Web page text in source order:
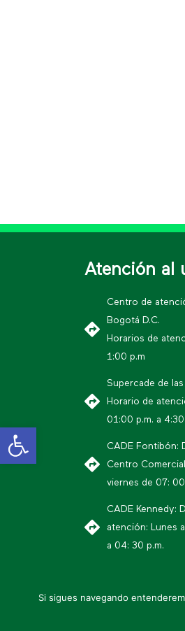
Abrir barra de herramientas
Atención al
Centro de
Bogotá D.C.
Horarios de
1:00 p.m
Supercade de
Horario de
01:00 p.m. a
CADE Fontibón:
Centro
viernes de 07:
CADE Kennedy:
atención: Lunes
a 04: 30 p.m.
* Política editorial
uso
Si sigues navegando